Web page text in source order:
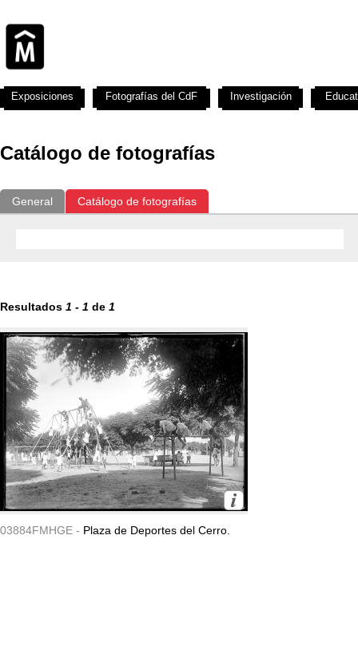
Catálogo de fotografías
General Catálogo de fotografías
Resultados 1 - 1 de 1
03884FMHGE - Plaza de Deportes del Cerro.
Exposiciones Fotografías del CdF Investigación